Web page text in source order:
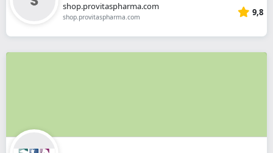
shop.provitaspharma.com
shop.provitaspharma.com 9,8